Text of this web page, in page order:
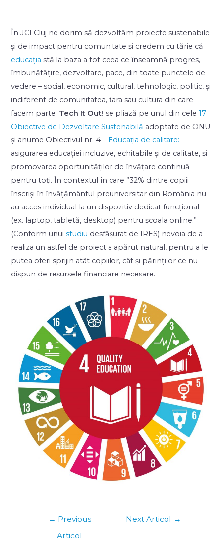
În JCI Cluj ne dorim să dezvoltăm proiecte sustenabile
și de impact pentru comunitate și credem cu tărie că
educația stă la baza a tot ceea ce înseamnă progres,
îmbunătățire, dezvoltare, pace, din toate punctele de
vedere – social, economic, cultural, tehnologic, politic, și
indiferent de comunitatea, țara sau cultura din care
facem parte. Tech It Out! se pliază pe unul din cele 17
Obiective de Dezvoltare Sustenabilă adoptate de ONU
și anume Obiectivul nr. 4 – Educația de calitate:
asigurarea educației incluzive, echitabile și de calitate, și
promovarea oportunităților de învățare continuă
pentru toți. În contextul în care ”32% dintre copiii
înscriși în învățământul preuniversitar din România nu
au acces individual la un dispozitiv dedicat funcțional
(ex. laptop, tabletă, desktop) pentru școala online.”
(Conform unui studiu desfășurat de IRES) nevoia de a
realiza un astfel de proiect a apărut natural, pentru a le
putea oferi sprijin atât copiilor, cât și părinților ce nu
dispun de resursele financiare necesare.
← Previous
Articol
Next Articol →